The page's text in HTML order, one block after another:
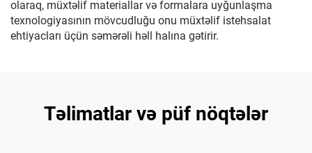
olaraq, müxtəlif materiallar və formalara uyğunlaşma
texnologiyasının mövcudluğu onu müxtəlif istehsalat
ehtiyacları üçün səmərəli həll halına gətirir.
Təlimatlar və püf nöqtələr